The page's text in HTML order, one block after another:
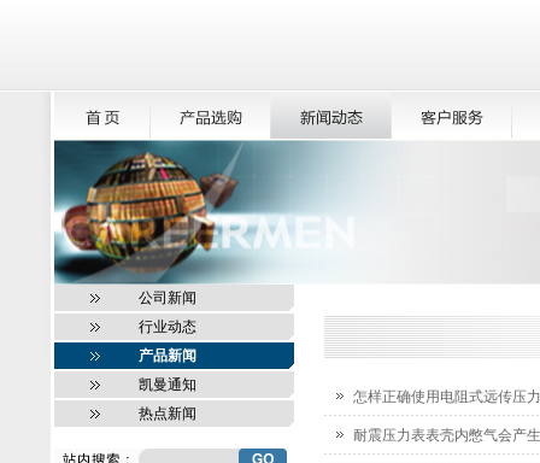
怎样正确使用电阻式远传压
耐震压力表表壳内憋气会产
公司新闻
行业动态
产品新闻
凯曼通知
热点新闻